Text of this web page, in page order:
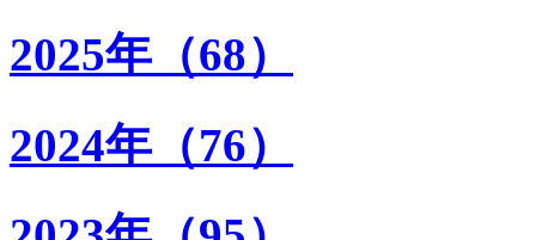
2025年（68）
2024年（76）